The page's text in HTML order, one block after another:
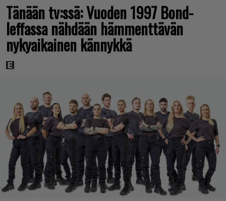
Tänään tv:ssä: Vuoden 1997 Bond-
leffassa nähdään hämmenttävän
nykyaikainen kännykkä